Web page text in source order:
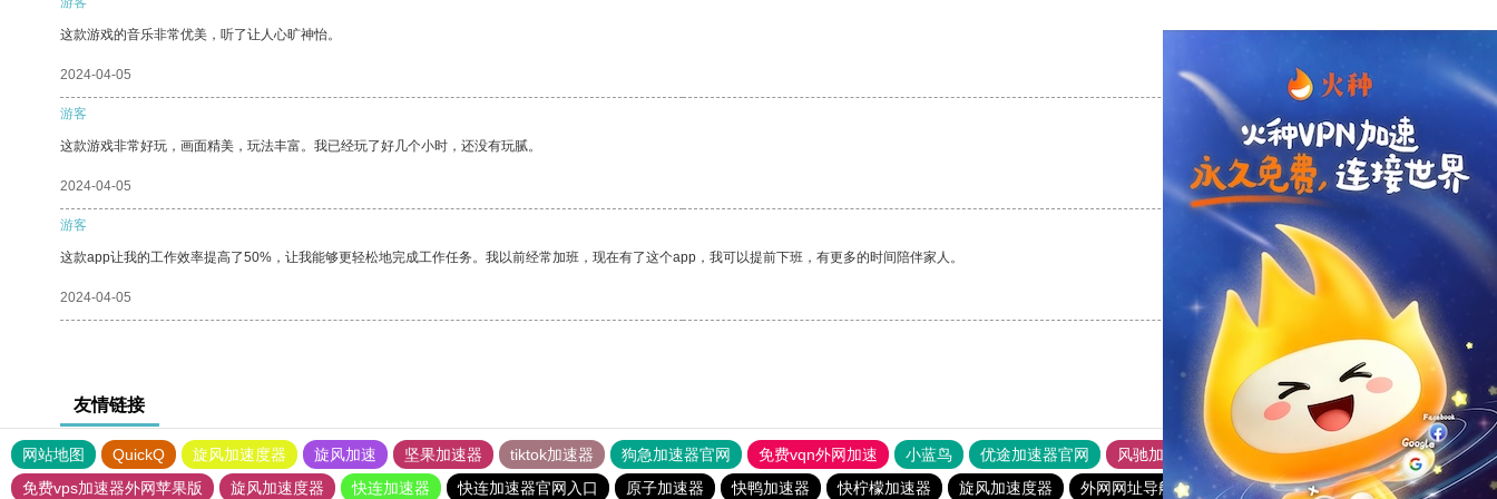
这款游戏的音乐非常优美，听了让人心旷神怡。
2024-04-05 支持
游客
这款游戏非常好玩，画面精美，玩法丰富。我已经玩了好几个小时，还没有玩腻。
2024-04-05 支持[0] 反对[0]
游客
这款app让我的工作效率提高了50%，让我能够更轻松地完成工作任务。我以前经常加班，现在有了这个app，我可以提前下班，有更多的时间陪伴家人。
2024-04-05 支持[0] 反对[0]
友情链接
网站地图 QuickQ 旋风加速度器 旋风加速 坚果加速器 tiktok加速器 狗急加速器官网 免费vqn外网加速 小蓝鸟 优途加速器官网 风驰加速器
旋风加速器
免费vps加速器外网苹果版
旋风加速度器 快连加速器 快连加速器官网入口 原子加速器 快鸭加速器 快柠檬加速器 旋风加速度器 外网网址导航 软件中心 toto加速器